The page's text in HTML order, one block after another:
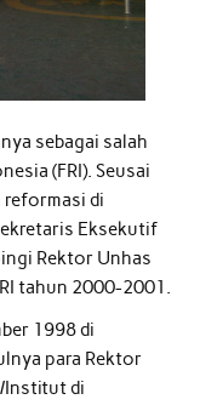
sebagai salah
(FRI). Seusai
reformasi di
Eksekutif
Rektor Unhas
tahun 2000-2001.
1998 di
para Rektor
Institut di